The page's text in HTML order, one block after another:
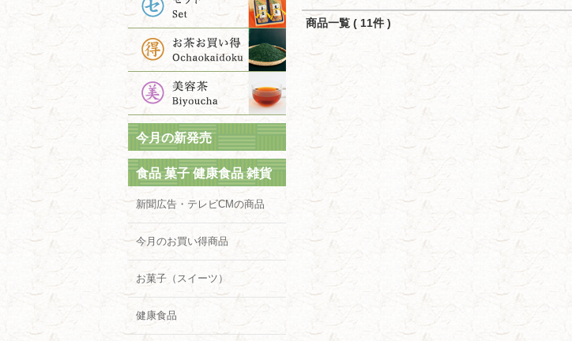
今月の新発売
食品 菓子 健康食品 雑貨
新聞広告・テレビCMの商品
今月のお買い得商品
お菓子（スイーツ）
健康食品
商品一覧 ( 11件 )